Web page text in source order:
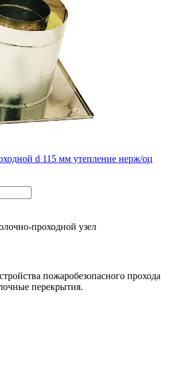
d 115 мм утепление нерж/оц
проходной узел
пожаробезопасного прохода
перекрытия.